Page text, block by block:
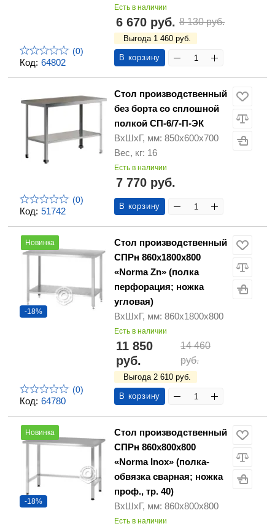
Код: 64802
(0)
Есть в наличии
6 670 руб. 8 130 руб.
Выгода 1 460 руб.
В корзину
Код: 51742
(0)
Стол производственный
без борта со сплошной
полкой СП-6/7-П-ЭК
ВхШхГ, мм: 850х600х700
Вес, кг: 16
Есть в наличии
7 770 руб.
В корзину
Код: 64780
Новинка
-18%
(0)
Стол производственный
СПРн 860х1800х800
«Norma Zn» (полка
перфорация; ножка
угловая)
ВхШхГ, мм: 860х1800х800
Есть в наличии
11 850
руб.
14 460
руб.
Выгода 2 610 руб.
В корзину
Новинка
-18%
Стол производственный
СПРн 860х800х800
«Norma Inox» (полка-
обвязка сварная; ножка
проф., тр. 40)
ВхШхГ, мм: 860х800х800
Есть в наличии